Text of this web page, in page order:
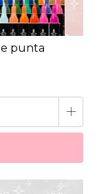
punta
+